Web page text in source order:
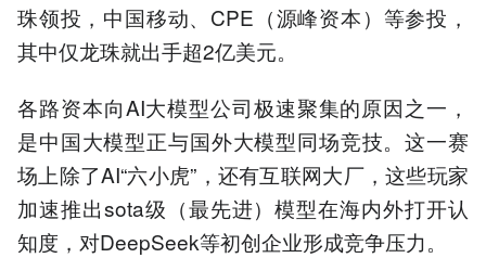
珠领投，中国移动、CPE（源峰资本）等参投，
其中仅龙珠就出手超2亿美元。
各路资本向AI大模型公司极速聚集的原因之一，
是中国大模型正与国外大模型同场竞技。这一赛
场上除了AI“六小虎”，还有互联网大厂，这些玩家
加速推出sota级（最先进）模型在海内外打开认
知度，对DeepSeek等初创企业形成竞争压力。